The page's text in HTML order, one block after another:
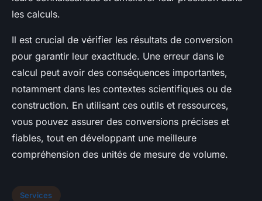
les calculs.
Il est crucial de vérifier les résultats de conversion
pour garantir leur exactitude. Une erreur dans le
calcul peut avoir des conséquences importantes,
notamment dans les contextes scientifiques ou de
construction. En utilisant ces outils et ressources,
vous pouvez assurer des conversions précises et
fiables, tout en développant une meilleure
compréhension des unités de mesure de volume.
Services